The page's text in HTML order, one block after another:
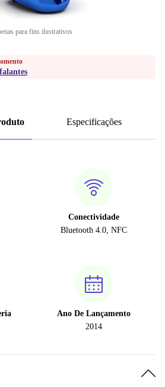
para fins ilustrativos
Especificações
Conectividade
Bluetooth 4.0, NFC
Ano De Lançamento
2014